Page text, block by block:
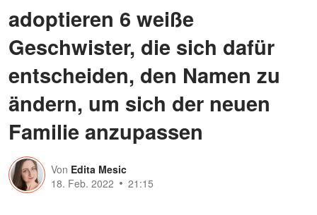
adoptieren 6 weiße
Geschwister, die sich dafür
entscheiden, den Namen zu
ändern, um sich der neuen
Familie anzupassen
Von Edita Mesic
18. Feb. 2022
21:15